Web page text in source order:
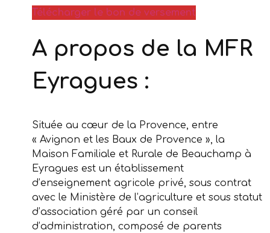
Télécharger le bon de versement
A propos de la MFR
Eyragues :
Située au cœur de la Provence, entre
« Avignon et les Baux de Provence », la
Maison Familiale et Rurale de Beauchamp à
Eyragues est un établissement
d’enseignement agricole privé, sous contrat
avec le Ministère de l’agriculture et sous statut
d’association géré par un conseil
d’administration, composé de parents